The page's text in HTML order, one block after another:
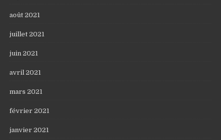
août 2021
juillet 2021
juin 2021
avril 2021
mars 2021
février 2021
janvier 2021